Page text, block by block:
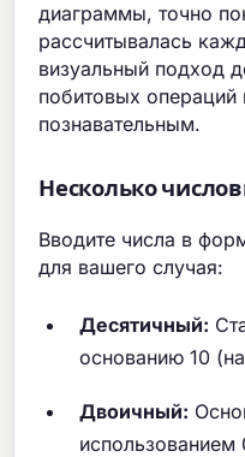
диаграммы, точно
рассчитывалась
визуальный подход
побитовых операций
познавательным.
Несколько
Вводите числа в
для вашего случая:
Десятичный:
основанию 10
Двоичный:
использованием